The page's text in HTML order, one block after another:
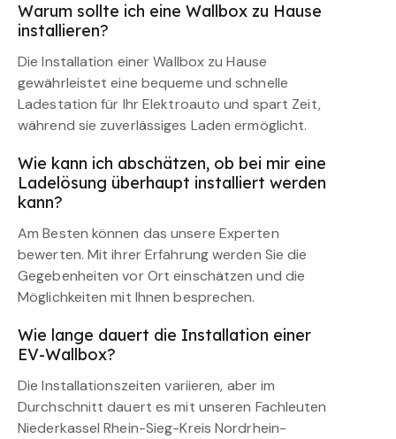
Warum sollte ich eine Wallbox zu Hause
installieren?
Die Installation einer Wallbox zu Hause
gewährleistet eine bequeme und schnelle
Ladestation für Ihr Elektroauto und spart Zeit,
während sie zuverlässiges Laden ermöglicht.
Wie kann ich abschätzen, ob bei mir eine
Ladelösung überhaupt installiert werden
kann?
Am Besten können das unsere Experten
bewerten. Mit ihrer Erfahrung werden Sie die
Gegebenheiten vor Ort einschätzen und die
Möglichkeiten mit Ihnen besprechen.
Wie lange dauert die Installation einer
EV-Wallbox?
Die Installationszeiten variieren, aber im
Durchschnitt dauert es mit unseren Fachleuten
Niederkassel Rhein-Sieg-Kreis Nordrhein-